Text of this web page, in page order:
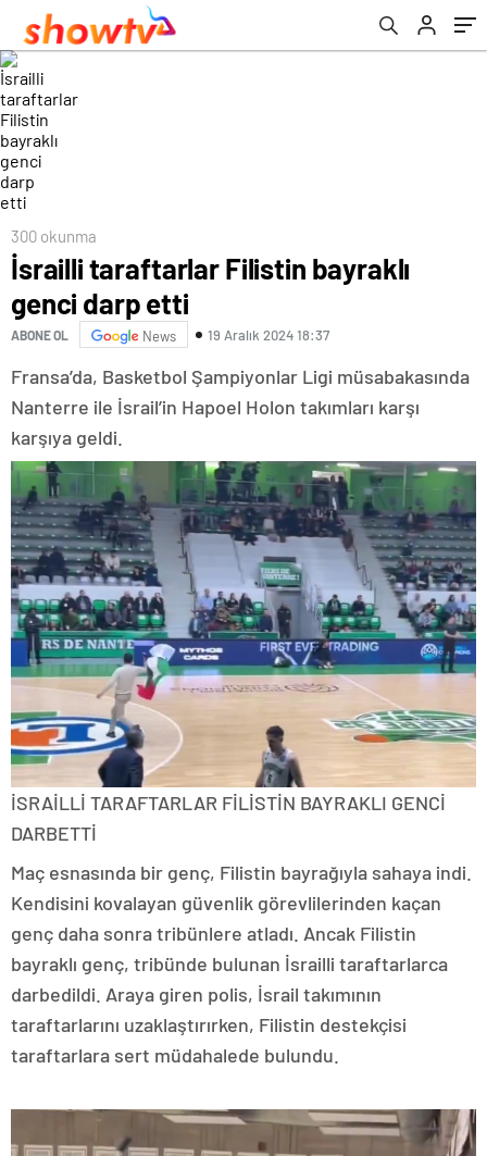
300 okunma
İsrailli taraftarlar Filistin bayraklı
genci darp etti
ABONE OL News 19 Aralık 2024 18:37
Fransa’da, Basketbol Şampiyonlar Ligi müsabakasında
Nanterre ile İsrail’in Hapoel Holon takımları karşı
karşıya geldi.
İSRAİLLİ TARAFTARLAR FİLİSTİN BAYRAKLI GENCİ
DARBETTİ
Maç esnasında bir genç, Filistin bayrağıyla sahaya indi.
Kendisini kovalayan güvenlik görevlilerinden kaçan
genç daha sonra tribünlere atladı. Ancak Filistin
bayraklı genç, tribünde bulunan İsrailli taraftarlarca
darbedildi. Araya giren polis, İsrail takımının
taraftarlarını uzaklaştırırken, Filistin destekçisi
taraftarlara sert müdahalede bulundu.